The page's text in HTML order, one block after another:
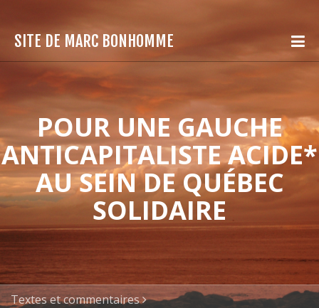
SITE DE MARC BONHOMME
POUR UNE GAUCHE
ANTICAPITALISTE ACIDE*
AU SEIN DE QUÉBEC
SOLIDAIRE
Textes et commentaires